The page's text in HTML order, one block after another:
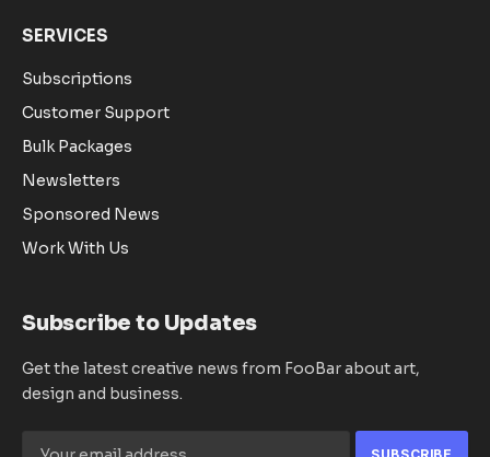
SERVICES
Subscriptions
Customer Support
Bulk Packages
Newsletters
Sponsored News
Work With Us
Subscribe to Updates
Get the latest creative news from FooBar about art,
design and business.